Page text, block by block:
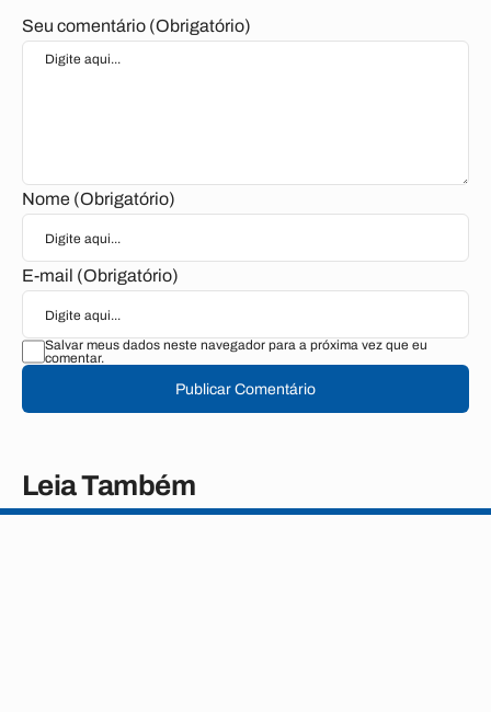
Seu comentário (Obrigatório)
Nome (Obrigatório)
E-mail (Obrigatório)
Salvar meus dados neste navegador para a próxima vez que eu
comentar.
Publicar Comentário
Leia Também